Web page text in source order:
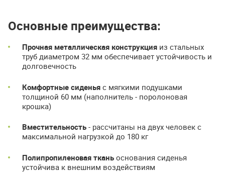
Основные преимущества:
Прочная металлическая конструкция из стальных
труб диаметром 32 мм обеспечивает устойчивость и
долговечность
Комфортные сиденья с мягкими подушками
толщиной 60 мм (наполнитель - поролоновая
крошка)
Вместительность - рассчитаны на двух человек с
максимальной нагрузкой до 180 кг
Полипропиленовая ткань основания сиденья
устойчива к внешним воздействиям